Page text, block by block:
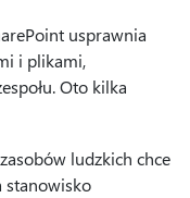
usprawnia
i plikami,
Oto kilka
ludzkich chce
stanowisko